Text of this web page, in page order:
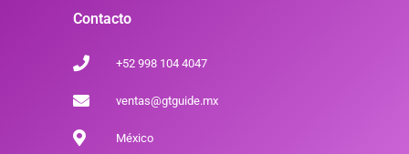
Contacto
+52 998 104 4047
ventas@gtguide.mx
México